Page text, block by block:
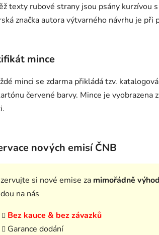
texty rubové strany jsou psány kurzívou
značka autora výtvarného návrhu je při
mince
minci se zdarma přikládá tzv.
červené barvy. Mince je
nových emisí ČNB
si nové emise za mimořádně
na nás
Bez kauce & bez závazků
Garance dodání